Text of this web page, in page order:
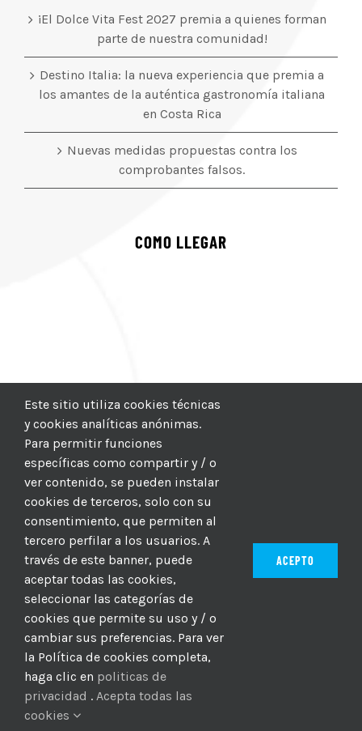
¡El Dolce Vita Fest 2027 premia a quienes forman
parte de nuestra comunidad!
Destino Italia: la nueva experiencia que premia a
los amantes de la auténtica gastronomía italiana
en Costa Rica
Nuevas medidas propuestas contra los
comprobantes falsos.
COMO LLEGAR
© 2012–2025 |CICIC| Hosting: Hosting Para PYMES
MBAGIO.COM
| Todos los derechos reservados
FacebookTwitterYouTube
Este sitio utiliza cookies técnicas
y cookies analíticas anónimas.
Para permitir funciones
específicas como compartir y / o
ver contenido, se pueden instalar
cookies de terceros, solo con su
consentimiento, que permiten al
tercero perfilar a los usuarios. A
través de este banner, puede
aceptar todas las cookies,
seleccionar las categorías de
cookies que permite su uso y / o
cambiar sus preferencias. Para ver
la Política de cookies completa,
haga clic en politicas de
privacidad . Acepta todas las
cookies
ACEPTO